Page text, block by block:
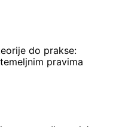
do prakse:
pravima